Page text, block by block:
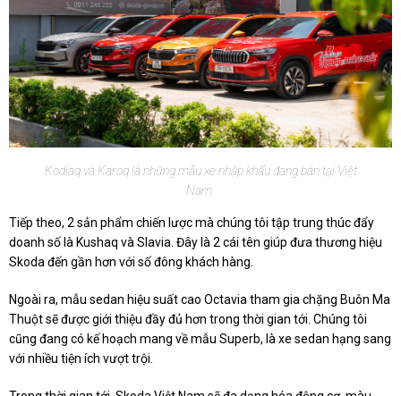
Kodiaq và Karoq là những mẫu xe nhập khẩu đang bán tại Việt
Nam.
Tiếp theo, 2 sản phẩm chiến lược mà chúng tôi tập trung thúc đẩy
doanh số là Kushaq và Slavia. Đây là 2 cái tên giúp đưa thương hiệu
Skoda đến gần hơn với số đông khách hàng.
Ngoài ra, mẫu sedan hiệu suất cao Octavia tham gia chặng Buôn Ma
Thuột sẽ được giới thiệu đầy đủ hơn trong thời gian tới. Chúng tôi
cũng đang có kế hoạch mang về mẫu Superb, là xe sedan hạng sang
với nhiều tiện ích vượt trội.